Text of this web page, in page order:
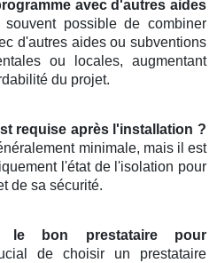
avec d'autres aides
possible de combiner
d'autres aides ou subventions
ou locales, augmentant
du projet.
requise après l'installation ?
minimale, mais il est
l'état de l'isolation pour
de sa sécurité.
le bon prestataire pour
de choisir un prestataire